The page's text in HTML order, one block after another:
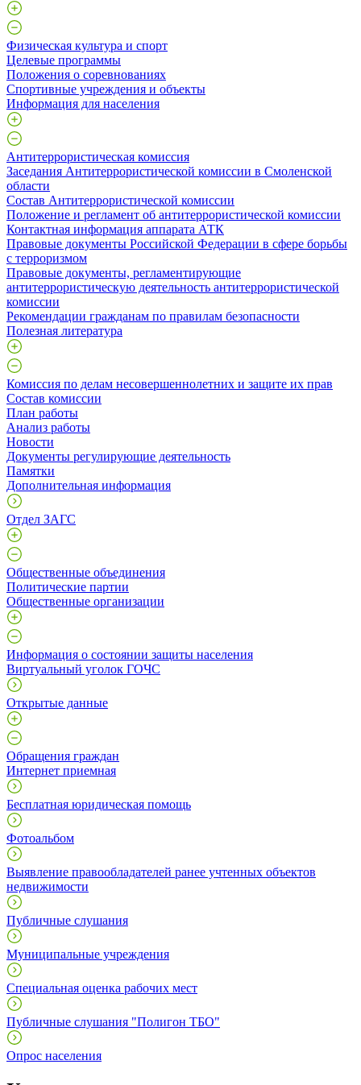
Физическая культура и спорт
Целевые программы
Положения о соревнованиях
Спортивные учреждения и объекты
Информация для населения
Антитеррористическая комиссия
Заседания Антитеррористической комиссии в Смоленской
области
Состав Антитеррористической комиссии
Положение и регламент об антитеррористической комиссии
Контактная информация аппарата АТК
Правовые документы Российской Федерации в сфере борьбы
с терроризмом
Правовые документы, регламентирующие
антитеррористическую деятельность антитеррористической
комиссии
Рекомендации гражданам по правилам безопасности
Полезная литература
Комиссия по делам несовершеннолетних и защите их прав
Состав комиссии
План работы
Анализ работы
Новости
Документы регулирующие деятельность
Памятки
Дополнительная информация
Отдел ЗАГС
Общественные объединения
Политические партии
Общественные организации
Информация о состоянии защиты населения
Виртуальный уголок ГОЧС
Открытые данные
Обращения граждан
Интернет приемная
Бесплатная юридическая помощь
Фотоальбом
Выявление правообладателей ранее учтенных объектов
недвижимости
Публичные слушания
Муниципальные учреждения
Специальная оценка рабочих мест
Публичные слушания "Полигон ТБО"
Опрос населения